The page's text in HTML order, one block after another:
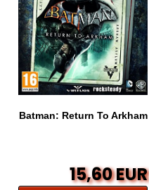
Batman: Return To Arkham
15,60 EUR